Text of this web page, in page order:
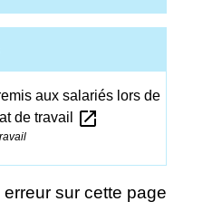
aux salariés lors de
de travail
open_in_new
sur cette page